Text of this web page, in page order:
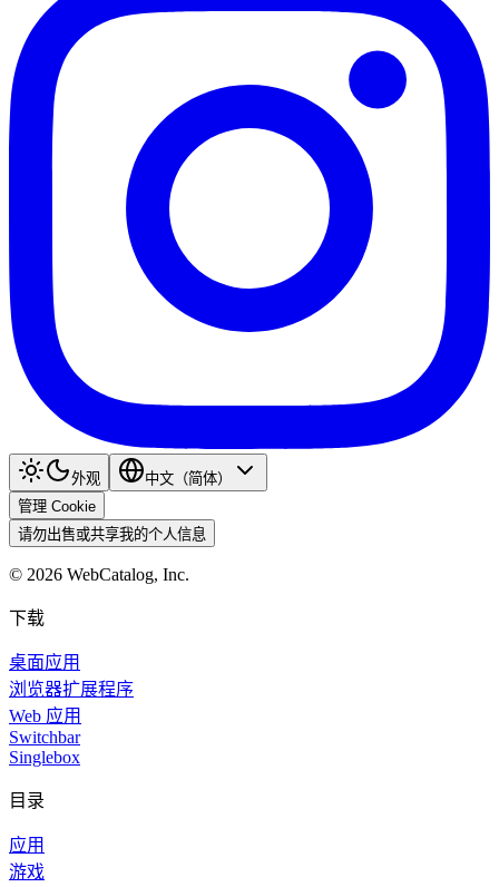
外观
中文（简体）
管理 Cookie
请勿出售或共享我的个人信息
© 2026 WebCatalog, Inc.
下载
桌面应用
浏览器扩展程序
Web 应用
Switchbar
Singlebox
目录
应用
游戏